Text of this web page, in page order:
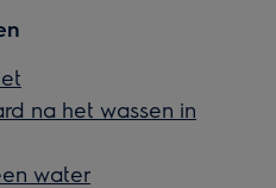
na het wassen in
water